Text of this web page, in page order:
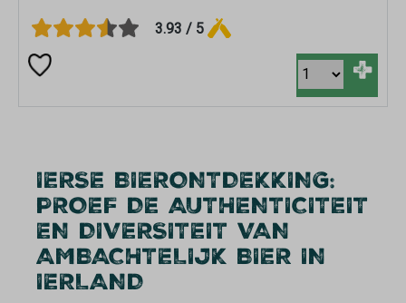
3.93 / 5
+
IERSE BIERONTDEKKING:
PROEF DE AUTHENTICITEIT
EN DIVERSITEIT VAN
AMBACHTELIJK BIER IN
IERLAND